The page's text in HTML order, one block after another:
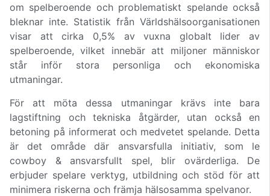
om spelberoende och problematiskt spelande också
bleknar inte. Statistik från Världshälsoorganisationen
visar att cirka 0,5% av vuxna globalt lider av
spelberoende, vilket innebär att miljoner människor
står inför stora personliga och ekonomiska
utmaningar.
För att möta dessa utmaningar krävs inte bara
lagstiftning och tekniska åtgärder, utan också en
betoning på informerat och medvetet spelande. Detta
är det område där ansvarsfulla initiativ, som le
cowboy & ansvarsfullt spel, blir ovärderliga. De
erbjuder spelare verktyg, utbildning och stöd för att
minimera riskerna och främja hälsosamma spelvanor.